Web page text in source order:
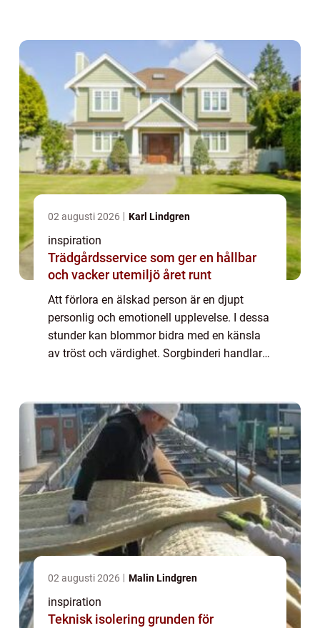
02 augusti 2026 Karl Lindgren
inspiration
Trädgårdsservice som ger en hållbar
och vacker utemiljö året runt
Att förlora en älskad person är en djupt
personlig och emotionell upplevelse. I dessa
stunder kan blommor bidra med en känsla
av tröst och värdighet. Sorgbinderi handlar
02 augusti 2026 Malin Lindgren
inspiration
Teknisk isolering grunden för